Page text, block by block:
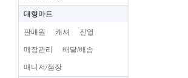
대형마트
판매원 캐셔 진열
매장관리 배달/배송
매니저/점장